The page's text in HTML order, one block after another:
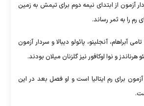
آزمون از ابتدای نیمه دوم برای تیمش به زمین
رم را به ثمر رساند.
آبراهام، آنجلینو، پائولو دیبالا و سردار آزمون
هرناندز و نوا اوکافور نیز گلزنان میلان بودند.
برای رم ایتالیا است و او فصل بعد در این